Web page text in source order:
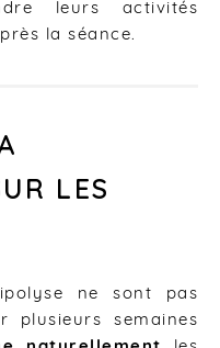
leurs activités
la séance.
LES
ne sont pas
plusieurs semaines